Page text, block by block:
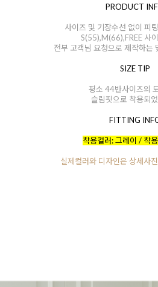
PRODUCT
사이즈 및 기장수선 없이 피
S(55),M(66),FREE 사
전부 고객님 요청으로 제작하는
SIZE TIP
평소 44반사이즈의
슬림핏으로 착용되
FITTING
착용컬러: 그레이 / 착
실제컬러와 디자인은 상세사